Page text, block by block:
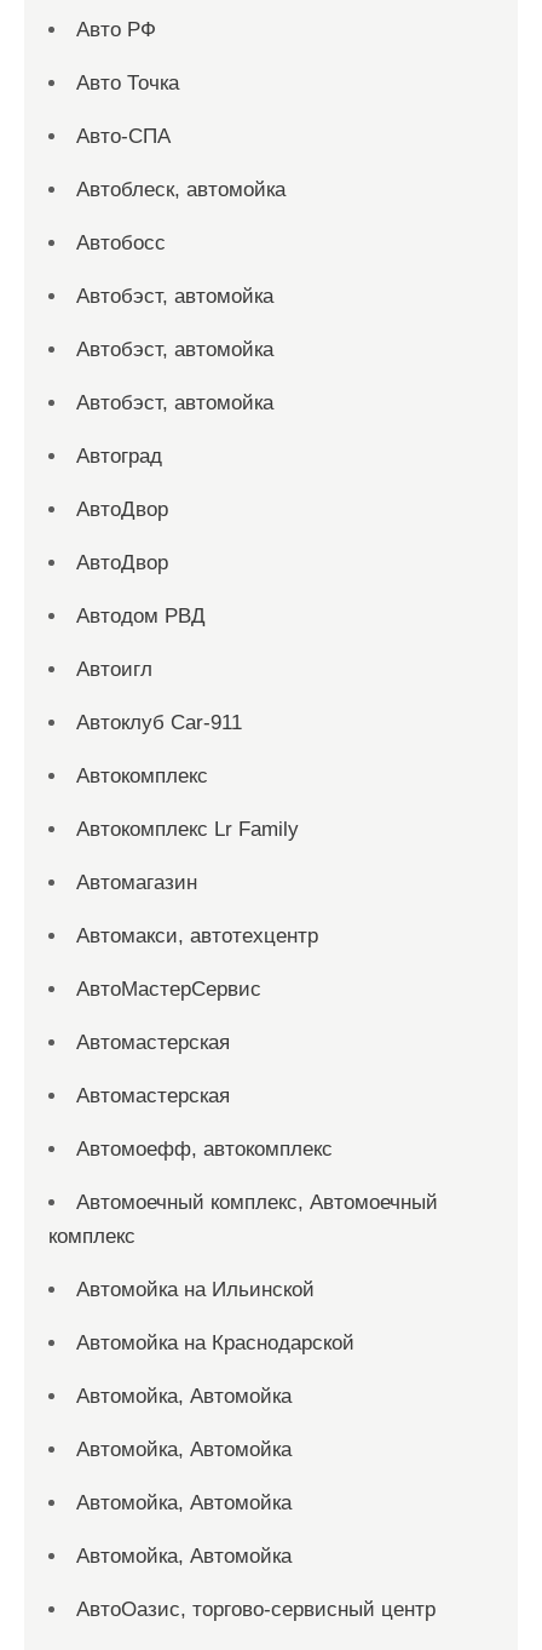
Авто РФ
Авто Точка
Авто-СПА
Автоблеск, автомойка
Автобосс
Автобэст, автомойка
Автобэст, автомойка
Автобэст, автомойка
Автоград
АвтоДвор
АвтоДвор
Автодом РВД
Автоигл
Автоклуб Car-911
Автокомплекс
Автокомплекс Lr Family
Автомагазин
Автомакси, автотехцентр
АвтоМастерСервис
Автомастерская
Автомастерская
Автомоефф, автокомплекс
Автомоечный комплекс, Автомоечный
комплекс
Автомойка на Ильинской
Автомойка на Краснодарской
Автомойка, Автомойка
Автомойка, Автомойка
Автомойка, Автомойка
Автомойка, Автомойка
АвтоОазис, торгово-сервисный центр